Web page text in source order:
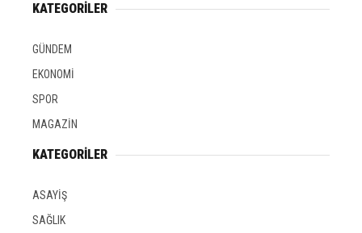
KATEGORİLER
GÜNDEM
EKONOMİ
SPOR
MAGAZİN
KATEGORİLER
ASAYİŞ
SAĞLIK